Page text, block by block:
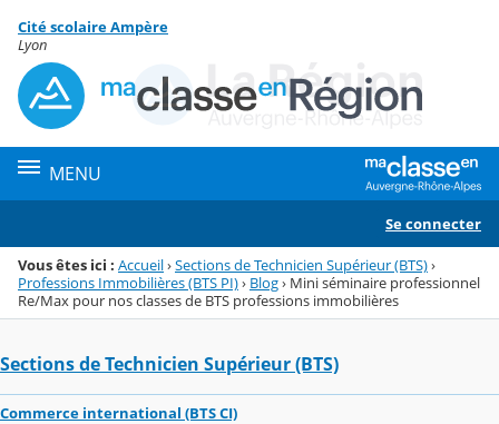
Menu de la rubrique
Contenu
Cité scolaire Ampère
Lyon
MENU
Se connecter
Vous êtes ici : Accueil›Sections de Technicien Supérieur (BTS)›
Professions Immobilières (BTS PI)› Blog› Mini séminaire professionnel
Re/Max pour nos classes de BTS professions immobilières
Sections de Technicien Supérieur (BTS)
Commerce international (BTS CI)